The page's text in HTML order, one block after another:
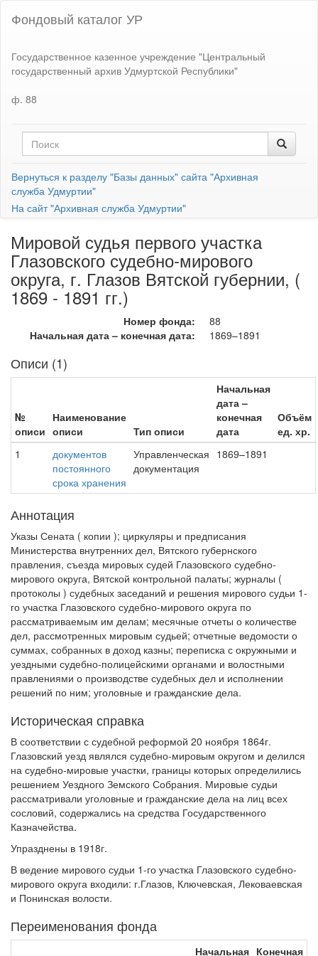
Фондовый каталог УР
Государственное казенное учреждение "Центральный
государственный архив Удмуртской Республики"
ф. 88
Вернуться к разделу "Базы данных" сайта "Архивная
служба Удмуртии"
На сайт "Архивная служба Удмуртии"
Мировой судья первого участка
Глазовского судебно-мирового
округа, г. Глазов Вятской губернии, (
1869 - 1891 гг.)
Номер фонда:
88
Начальная дата – конечная дата:
1869–1891
Описи (1)
№
описи
Наименование
описи
Тип описи
Начальная
дата –
конечная
дата
Объём
ед. хр.
1
документов
постоянного
срока хранения
Управленческая
документация
1869–1891
Аннотация
Указы Сената ( копии ); циркуляры и предписания
Министерства внутренних дел, Вятского губернского
правления, съезда мировых судей Глазовского судебно-
мирового округа, Вятской контрольной палаты; журналы (
протоколы ) судебных заседаний и решения мирового судьи 1-
го участка Глазовского судебно-мирового округа по
рассматриваемым им делам; месячные отчеты о количестве
дел, рассмотренных мировым судьей; отчетные ведомости о
суммах, собранных в доход казны; переписка с окружными и
уездными судебно-полицейскими органами и волостными
правлениями о производстве судебных дел и исполнении
решений по ним; уголовные и гражданские дела.
Историческая справка
В соответствии с судебной реформой 20 ноября 1864г.
Глазовский уезд являлся судебно-мировым округом и делился
на судебно-мировые участки, границы которых определились
решением Уездного Земского Собрания. Мировые судьи
рассматривали уголовные и гражданские дела на лиц всех
сословий, содержались на средства Государственного
Казначейства.
Упразднены в 1918г.
В ведение мирового судьи 1-го участка Глазовского судебно-
мирового округа входили: г.Глазов, Ключевская, Лековаевская
и Понинская волости.
Переименования фонда
Начальная Конечная